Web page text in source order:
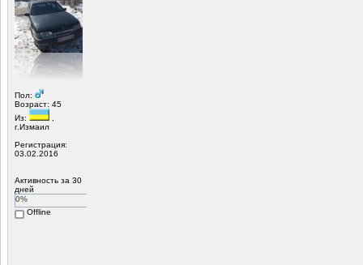
Пол:
Возраст: 45
Из:
г.Измаил
Регистрация:
03.02.2016
Активность за 30
дней
0%
Offline